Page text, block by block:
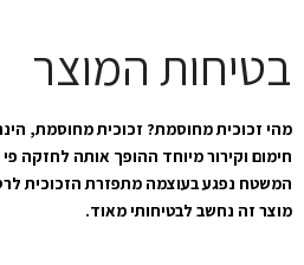
בטיחות המוצר
מהי זכוכית מחוסמת? זכוכית מחוסמת,
חימום וקירור מיוחד ההופך אותה לחזקה
המשטח נפגע בעוצמה מתפזרת הזכוכית
מוצר זה נחשב לבטיחותי מאוד.